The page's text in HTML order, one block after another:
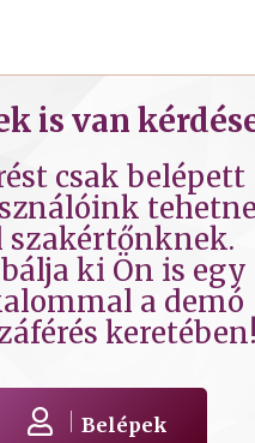
is van
csak belépett
szakértőnknek.
ki Ön is egy
a demó
keretében!
Belépek